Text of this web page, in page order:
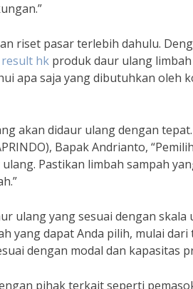
riset pasar terlebih dahulu.
result hk produk daur ulang
apa saja yang dibutuhkan oleh
akan didaur ulang dengan
Bapak Andrianto,
Pastikan limbah sampah
ulang yang sesuai dengan skala
yang dapat Anda pilih, mulai
dengan modal dan kapasitas
pihak terkait seperti